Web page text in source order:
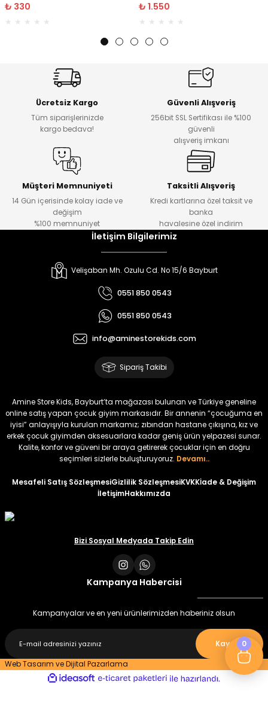
₺ 330 ₺ 1.550
0
Ücretsiz Kargo
Tüm siparişlerinizde
kargo bedava!
Güvenli Alışveriş
256bit SSL Sertifikası ile %100
güvenli
alışveriş imkanı
Müşteri Memnuniyeti
14 Gün içerisinde kolay iade ve
değişim
%100 memnuniyet
Taksitli Alışveriş
Kredi kartlarına özel taksit ve
banka
havalesine özel indirim
İletişim Bilgilerimiz
Velişaban Mh. Ozulu Cd. No 15/6 Bayburt
0551 850 0543
0551 850 0543
info@aminestorekids.com
Sipariş Takibi
Amine Store Kids, Bayburt’ta mağazası bulunan ve Türkiye geneline
online satış yapan çocuk giyim markasıdır. Bir annenin “çocuğuma en
iyisi” anlayışıyla kurulan markamız; zıbından hastane çıkışına, kız ve
erkek çocuk giyimden aksesuarlara kadar geniş ürün yelpazesi sunar.
Kalite, konfor ve güveni bir araya getirerek çocuklar için en doğru
seçimleri sizlerle buluşturuyoruz. Devamı..
Mesafeli Satış SözleşmesiGizlilik SözleşmesiKVKKİade & Değişim
İletişimHakkımızda
Bizi Sosyal Medyada Takip Edin
Kampanya Habercisi
Kampanyalar ve en yeni ürünlerimizden haberiniz olsun
Kaydet
Web Tasarım ve Dijital Pazarlama
ideasoft
e-